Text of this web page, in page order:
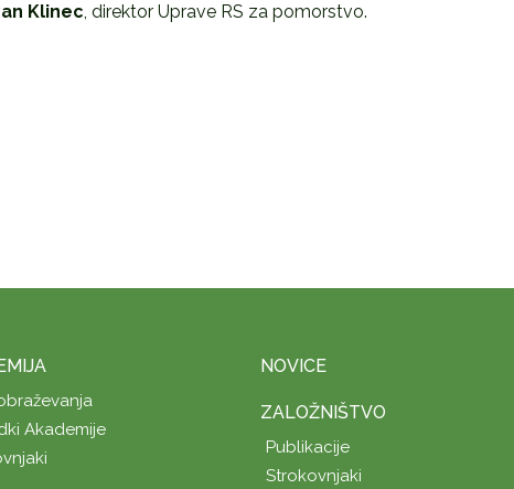
Klinec, direktor Uprave RS za pomorstvo.
Akademije
NOVICE
ZALOŽNIŠTVO
Publikacije
Strokovnjaki